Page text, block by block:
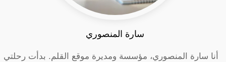
سارة المنصوري
أنا سارة المنصوري، مؤسسة ومديرة موقع القلم. بدأت رحلتي